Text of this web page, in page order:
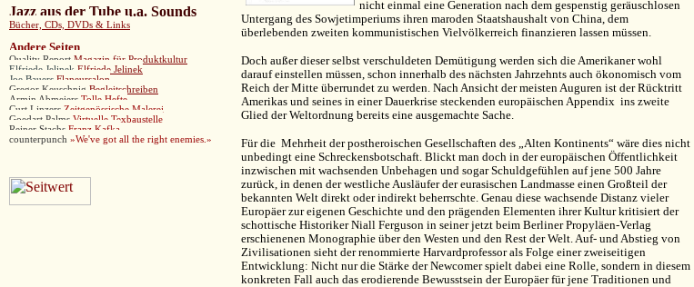
Jazz aus der Tube u.a. Sounds
Bücher, CDs, DVDs & Links
Andere Seiten
Quality Report Magazin für Produktkultur
Elfriede Jelinek Elfriede Jelinek
Joe Bauers Flaneursalon
Gregor Keuschnig Begleitschreiben
Armin Abmeiers Tolle Hefte
Curt Linzers Zeitgenössische Malerei
Goedart Palms Virtuelle Texbaustelle
Reiner Stachs Franz Kafka
counterpunch »We've got all the right enemies.»
nicht einmal eine Generation nach dem gespenstig geräuschlosen
Untergang des Sowjetimperiums ihren maroden Staatshaushalt von China, dem
überlebenden zweiten kommunistischen Vielvölkerreich finanzieren lassen müssen.
Doch außer dieser selbst verschuldeten Demütigung werden sich die Amerikaner wohl
darauf einstellen müssen, schon innerhalb des nächsten Jahrzehnts auch ökonomisch vom
Reich der Mitte überrundet zu werden. Nach Ansicht der meisten Auguren ist der Rücktritt
Amerikas und seines in einer Dauerkrise steckenden europäischen Appendix ins zweite
Glied der Weltordnung bereits eine ausgemachte Sache.
Für die Mehrheit der postheroischen Gesellschaften des „Alten Kontinents“ wäre dies nicht
unbedingt eine Schreckensbotschaft. Blickt man doch in der europäischen Öffentlichkeit
inzwischen mit wachsenden Unbehagen und sogar Schuldgefühlen auf jene 500 Jahre
zurück, in denen der westliche Ausläufer der eurasischen Landmasse einen Großteil der
bekannten Welt direkt oder indirekt beherrschte. Genau diese wachsende Distanz vieler
Europäer zur eigenen Geschichte und den prägenden Elementen ihrer Kultur kritisiert der
schottische Historiker Niall Ferguson in seiner jetzt beim Berliner Propyläen-Verlag
erschienenen Monographie über den Westen und den Rest der Welt. Auf- und Abstieg von
Zivilisationen sieht der renommierte Harvardprofessor als Folge einer zweiseitigen
Entwicklung: Nicht nur die Stärke der Newcomer spielt dabei eine Rolle, sondern in diesem
konkreten Fall auch das erodierende Bewusstsein der Europäer für jene Traditionen und